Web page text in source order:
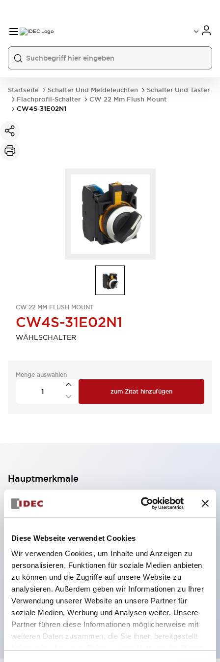
Diese Webseite verwendet Cookies
Wir verwenden Cookies, um Inhalte und Anzeigen zu
personalisieren, Funktionen für soziale Medien anbieten
zu können und die Zugriffe auf unsere Website zu
analysieren. Außerdem geben wir Informationen zu Ihrer
Verwendung unserer Website an unsere Partner für
soziale Medien, Werbung und Analysen weiter. Unsere
Partner führen diese Informationen möglicherweise mit
weiteren Daten zusammen, die Sie ihnen bereitgestellt
Startseite Schalter Und Meldeleuchten
Schalter Und Taster
Flachprofil-Schalter
CW 22 Mm Flush Mount
CW4S-31E02N1
CW 22 MM FLUSH MOUNT
CW4S-31E02N1
WÄHLSCHALTER
Menge auswählen
zum Zitat hinzufügen
Hauptmerkmale
2-Kontakt-Block mit 2 Stufen, ermöglicht eine 4-
Kontakt-Konfiguration (Gewährleistung der
Isolierung zwischen den 2 Kontakten).
59,9 mm (※ 22-stufiger Kontaktblock).
Platzsparendes Design möglich.
Sicherheitsstruktur der 3. Generation: 2-Aktions-
Freisetzung, integrierter Schutz, IP20-
Fingerschutzstruktur